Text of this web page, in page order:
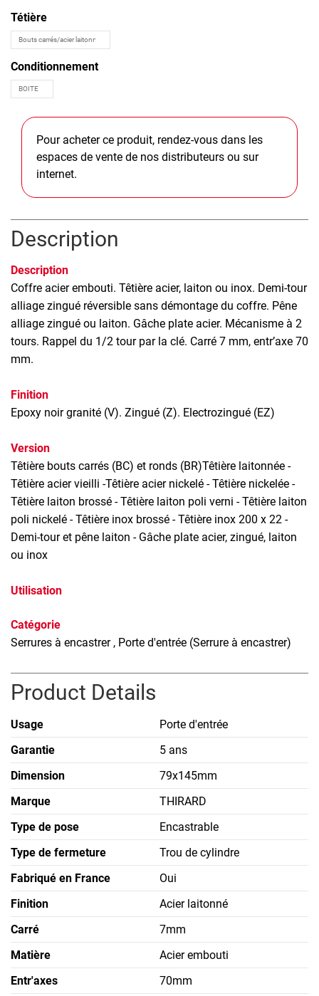
Tétière
Conditionnement
Pour acheter ce produit, rendez-vous dans les
espaces de vente de nos distributeurs ou sur
internet.
Description
Description
Coffre acier embouti. Têtière acier, laiton ou inox. Demi-tour
alliage zingué réversible sans démontage du coffre. Pêne
alliage zingué ou laiton. Gâche plate acier. Mécanisme à 2
tours. Rappel du 1/2 tour par la clé. Carré 7 mm, entr’axe 70
mm.
Finition
Epoxy noir granité (V). Zingué (Z). Electrozingué (EZ)
Version
Têtière bouts carrés (BC) et ronds (BR)Têtière laitonnée -
Têtière acier vieilli -Têtière acier nickelé - Têtière nickelée -
Têtière laiton brossé - Têtière laiton poli verni - Têtière laiton
poli nickelé - Têtière inox brossé - Têtière inox 200 x 22 -
Demi-tour et pêne laiton - Gâche plate acier, zingué, laiton
ou inox
Utilisation
Catégorie
Serrures à encastrer , Porte d'entrée (Serrure à encastrer)
Product Details
Usage
Porte d'entrée
Garantie
5 ans
Dimension
79x145mm
Marque
THIRARD
Type de pose
Encastrable
Type de fermeture
Trou de cylindre
Fabriqué en France
Oui
Finition
Acier laitonné
Carré
7mm
Matière
Acier embouti
Entr'axes
70mm